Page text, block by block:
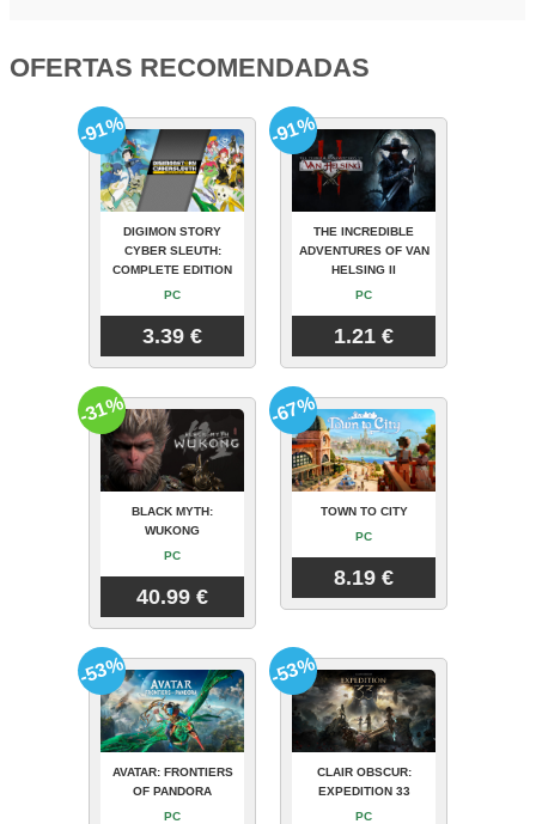
OFERTAS RECOMENDADAS
DIGIMON STORY
CYBER SLEUTH:
COMPLETE EDITION
PC
3.39 €
-91%
THE INCREDIBLE
ADVENTURES OF VAN
HELSING II
PC
1.21 €
-91%
BLACK MYTH:
WUKONG
PC
40.99 €
-31%
TOWN TO CITY
PC
8.19 €
-67%
AVATAR: FRONTIERS
OF PANDORA
PC
-53%
CLAIR OBSCUR:
EXPEDITION 33
PC
-53%